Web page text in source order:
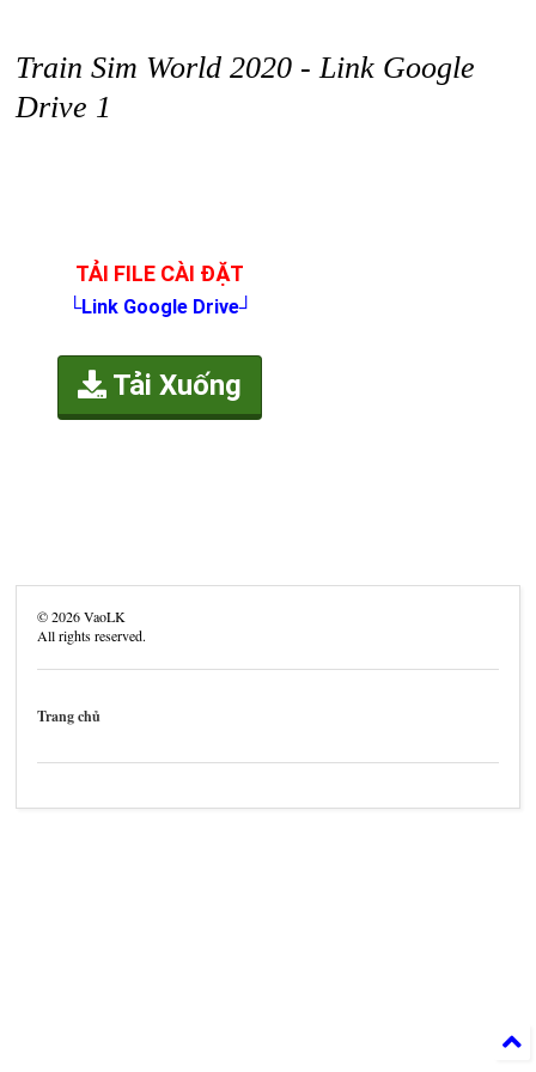
Train Sim World 2020 - Link Google
Drive 1
TẢI FILE CÀI ĐẶT
└Link Google Drive┘
Tải Xuống
©2026VaoLK
All rights reserved.
Trang chủ